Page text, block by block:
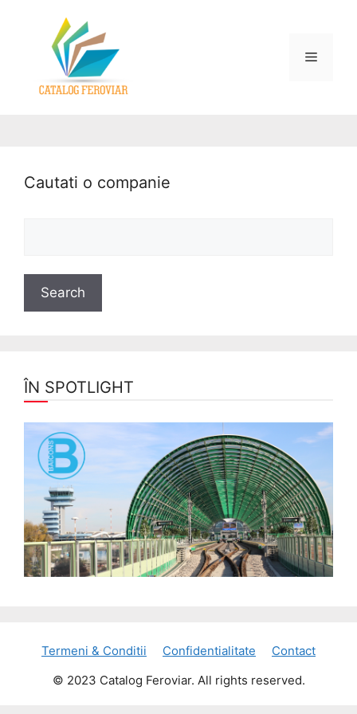
Cautati o companie
ÎN SPOTLIGHT
Termeni & Conditii Confidentialitate
Contact
© 2023 Catalog Feroviar. All rights reserved.